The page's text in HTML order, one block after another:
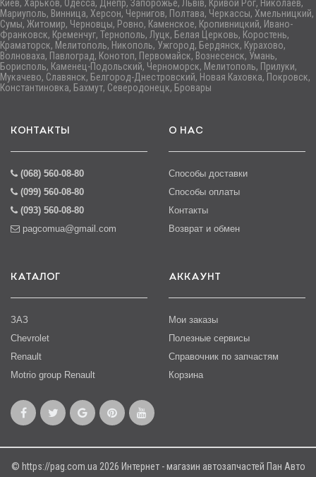
Киев, Харьков, Одесса, Днепр, Запорожье, Львів, Кривой Рог, Николаев,
Мариуполь, Винница, Херсон, Чернигов, Полтава, Черкассы, Хмельницкий,
Сумы, Житомир, Черновцы, Ровно, Каменское, Кропивницкий, Ивано-
Франковск, Кременчуг, Тернополь, Луцк, Белая Церковь, Коростень,
Краматорск, Мелитополь, Никополь, Ужгород, Бердянск, Курахово,
Волноваха, Павлоград, Конотоп, Первомайск, Вознесенск, Умань,
Борисполь, Каменец-Подольский, Черноморск, Мелитополь, Прилуки,
Мукачево, Славянск, Белгород-Днестровский, Новая Каховка, Покровск,
Константиновка, Бахмут, Северодонецк, Бровары
КОНТАКТЫ
(068) 560-08-80
(099) 560-08-80
(093) 560-08-80
pagcomua@gmail.com
О НАС
Способы доставки
Способы оплаты
Контакты
Возврат и обмен
КАТАЛОГ
ЗАЗ
Chevrolet
Renault
Motrio group Renault
АККАУНТ
Мои заказы
Полезные сервисы
Справочник по запчастям
Корзина
© https://pag.com.ua 2026 Интернет - магазин автозапчастей Пан Авто